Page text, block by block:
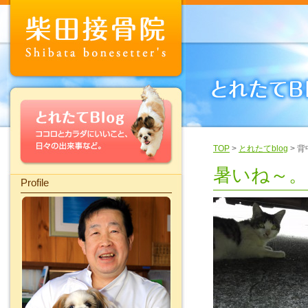
Profile
TOP > とれたてblog > 背
暑いね～。